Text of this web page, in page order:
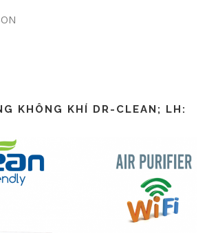
KHÔNG KHÍ DR-CLEAN; LH: